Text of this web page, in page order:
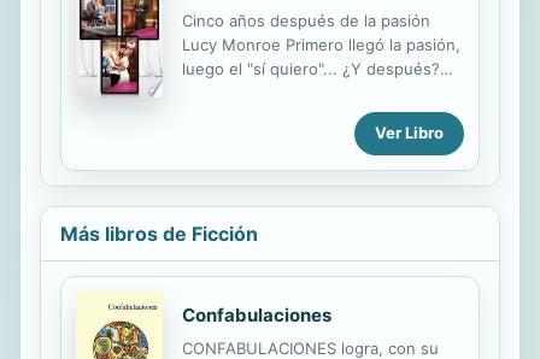
Cinco años después de la pasión
Lucy Monroe Primero llegó la pasión,
luego el "sí quiero"... ¿Y después?
ha vuelto... multimillonario. ¿Van a
revivir el pasado? Increíble amor
conveniencia... Comprometida para
asegurar su legado...
Ver Libro
Más libros de Ficción
Confabulaciones
CONFABULACIONES logra, con su